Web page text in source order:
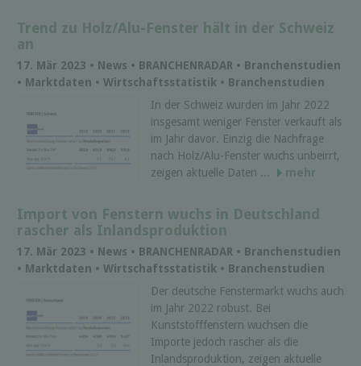
Trend zu Holz/Alu-Fenster hält in der Schweiz
an
17. Mär 2023 • News • BRANCHENRADAR • Branchenstudien
• Marktdaten • Wirtschaftsstatistik • Branchenstudien
In der Schweiz wurden im Jahr 2022
insgesamt weniger Fenster verkauft als
im Jahr davor. Einzig die Nachfrage
nach Holz/Alu-Fenster wuchs unbeirrt,
zeigen aktuelle Daten ...
mehr
Import von Fenstern wuchs in Deutschland
rascher als Inlandsproduktion
17. Mär 2023 • News • BRANCHENRADAR • Branchenstudien
• Marktdaten • Wirtschaftsstatistik • Branchenstudien
Der deutsche Fenstermarkt wuchs auch
im Jahr 2022 robust. Bei
Kunststofffenstern wuchsen die
Importe jedoch rascher als die
Inlandsproduktion, zeigen aktuelle